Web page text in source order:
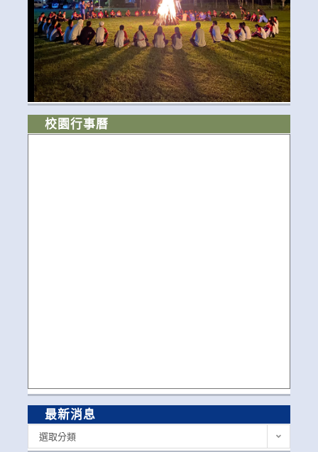
校園行事曆
最新消息
選取分類